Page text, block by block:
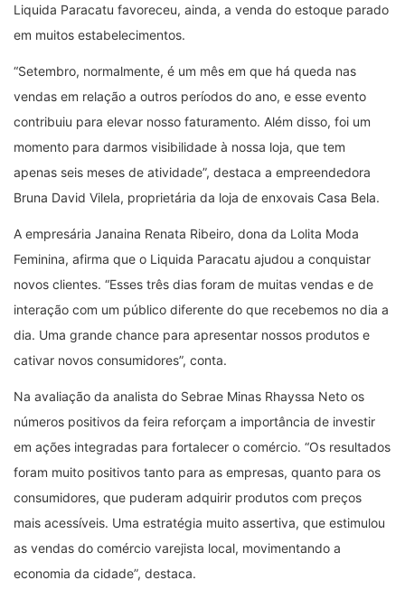
Liquida Paracatu favoreceu, ainda, a venda do estoque parado
em muitos estabelecimentos.
“Setembro, normalmente, é um mês em que há queda nas
vendas em relação a outros períodos do ano, e esse evento
contribuiu para elevar nosso faturamento. Além disso, foi um
momento para darmos visibilidade à nossa loja, que tem
apenas seis meses de atividade”, destaca a empreendedora
Bruna David Vilela, proprietária da loja de enxovais Casa Bela.
A empresária Janaina Renata Ribeiro, dona da Lolita Moda
Feminina, afirma que o Liquida Paracatu ajudou a conquistar
novos clientes. “Esses três dias foram de muitas vendas e de
interação com um público diferente do que recebemos no dia a
dia. Uma grande chance para apresentar nossos produtos e
cativar novos consumidores”, conta.
Na avaliação da analista do Sebrae Minas Rhayssa Neto os
números positivos da feira reforçam a importância de investir
em ações integradas para fortalecer o comércio. “Os resultados
foram muito positivos tanto para as empresas, quanto para os
consumidores, que puderam adquirir produtos com preços
mais acessíveis. Uma estratégia muito assertiva, que estimulou
as vendas do comércio varejista local, movimentando a
economia da cidade”, destaca.